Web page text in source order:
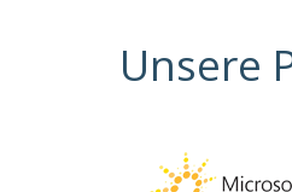
Unsere